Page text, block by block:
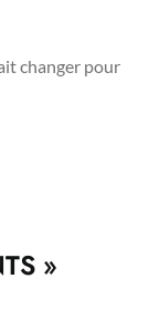
changer pour
»